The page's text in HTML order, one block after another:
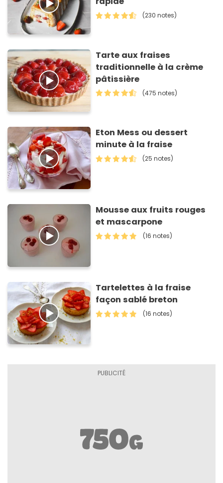
(230 notes)
Tarte aux fraises
traditionnelle à la crème
pâtissière
(475 notes)
Eton Mess ou dessert
minute à la fraise
(25 notes)
Mousse aux fruits rouges
et mascarpone
(16 notes)
Tartelettes à la fraise
façon sablé breton
(16 notes)